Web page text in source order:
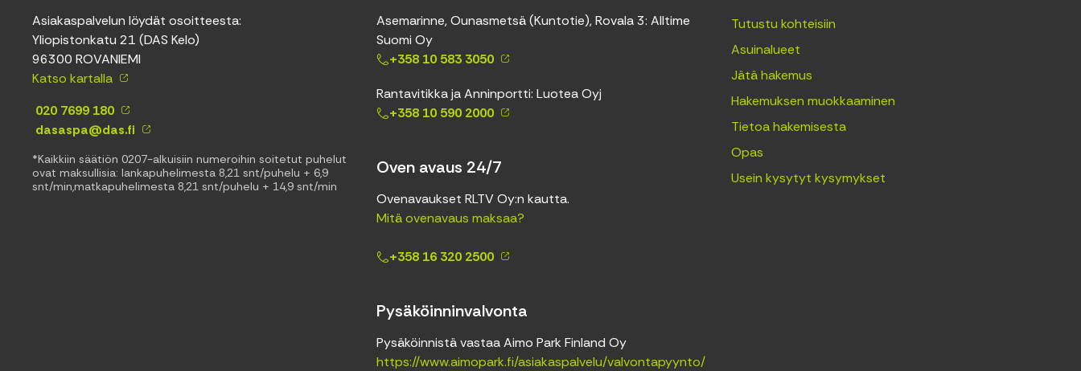
Asiakaspalvelun löydät osoitteesta:
Yliopistonkatu 21 (DAS Kelo)
96300 ROVANIEMI
Katso kartalla
020 7699 180
dasaspa@das.fi
*Kaikkiin säätiön 0207-alkuisiin numeroihin soitetut puhelut
ovat maksullisia: lankapuhelimesta 8,21 snt/puhelu + 6,9
snt/min,matkapuhelimesta 8,21 snt/puhelu + 14,9 snt/min
Asemarinne, Ounasmetsä (Kuntotie), Rovala 3: Alltime
Suomi Oy
+358 10 583 3050
Rantavitikka ja Anninportti: Luotea Oyj
+358 10 590 2000
Oven avaus 24/7
Ovenavaukset RLTV Oy:n kautta.
Mitä ovenavaus maksaa?
+358 16 320 2500
Pysäköinninvalvonta
Pysäköinnistä vastaa Aimo Park Finland Oy
https://www.aimopark.fi/asiakaspalvelu/valvontapyynto/
Tutustu kohteisiin
Asuinalueet
Jätä hakemus
Hakemuksen muokkaaminen
Tietoa hakemisesta
Opas
Usein kysytyt kysymykset